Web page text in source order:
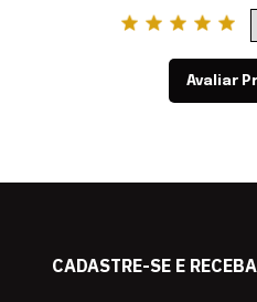
Avaliar
CADASTRE-SE E RECEBA